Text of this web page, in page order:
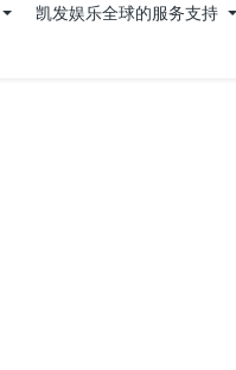
凯发娱乐全球的服务支持